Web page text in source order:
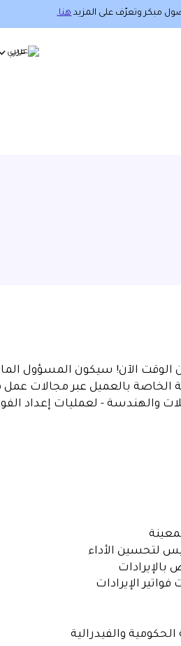
مبكر وتعرّف على المزيدهنا.
عربي
الوقت الآن! سيكون المسؤول
الخاصة بالعميل عبر مجالات عمل
والهندسة - لعمليات إعداد
لتحسين الأداء
بالإيرادات
الإيرادات
والفيدرالية